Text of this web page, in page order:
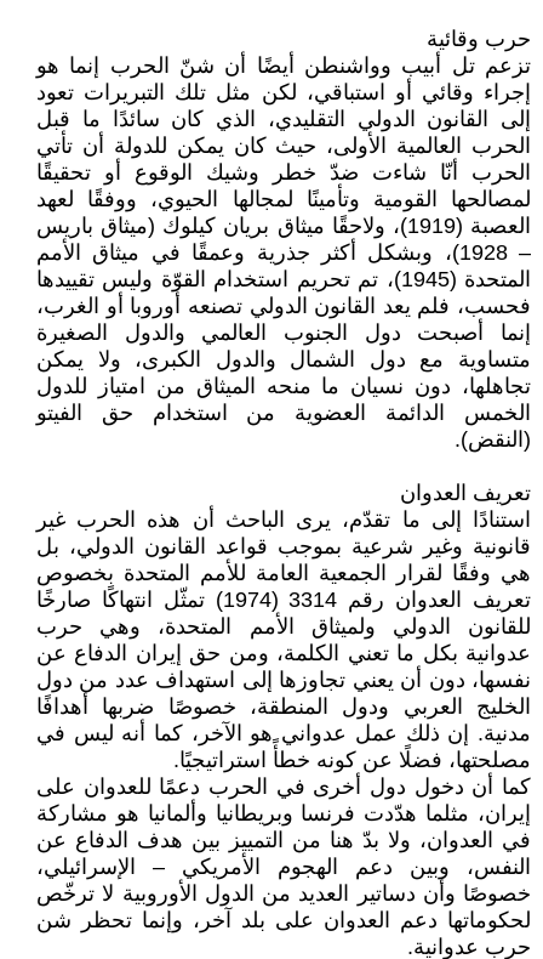
حرب وقائية
تزعم تل أبيب وواشنطن أيضًا أن شنّ الحرب إنما هو
إجراء وقائي أو استباقي، لكن مثل تلك التبريرات تعود
إلى القانون الدولي التقليدي، الذي كان سائدًا ما قبل
الحرب العالمية الأولى، حيث كان يمكن للدولة أن تأتي
الحرب أنّا شاءت ضدّ خطر وشيك الوقوع أو تحقيقًا
لمصالحها القومية وتأمينًا لمجالها الحيوي، ووفقًا لعهد
العصبة (1919)، ولاحقًا ميثاق بريان كيلوك (ميثاق باريس
– 1928)، وبشكل أكثر جذرية وعمقًا في ميثاق الأمم
المتحدة (1945)، تم تحريم استخدام القوّة وليس تقييدها
فحسب، فلم يعد القانون الدولي تصنعه أوروبا أو الغرب،
إنما أصبحت دول الجنوب العالمي والدول الصغيرة
متساوية مع دول الشمال والدول الكبرى، ولا يمكن
تجاهلها، دون نسيان ما منحه الميثاق من امتياز للدول
الخمس الدائمة العضوية من استخدام حق الفيتو
(النقض).
تعريف العدوان
استنادًا إلى ما تقدّم، يرى الباحث أن هذه الحرب غير
قانونية وغير شرعية بموجب قواعد القانون الدولي، بل
هي وفقًا لقرار الجمعية العامة للأمم المتحدة بخصوص
تعريف العدوان رقم 3314 (1974) تمثّل انتهاكًا صارخًا
للقانون الدولي ولميثاق الأمم المتحدة، وهي حرب
عدوانية بكل ما تعني الكلمة، ومن حق إيران الدفاع عن
نفسها، دون أن يعني تجاوزها إلى استهداف عدد من دول
الخليج العربي ودول المنطقة، خصوصًا ضربها أهدافًا
مدنية. إن ذلك عمل عدواني هو الآخر، كما أنه ليس في
مصلحتها، فضلًا عن كونه خطأً استراتيجيًا.
كما أن دخول دول أخرى في الحرب دعمًا للعدوان على
إيران، مثلما هدّدت فرنسا وبريطانيا وألمانيا هو مشاركة
في العدوان، ولا بدّ هنا من التمييز بين هدف الدفاع عن
النفس، وبين دعم الهجوم الأمريكي – الإسرائيلي،
خصوصًا وأن دساتير العديد من الدول الأوروبية لا ترخّص
لحكوماتها دعم العدوان على بلد آخر، وإنما تحظر شن
حرب عدوانية.